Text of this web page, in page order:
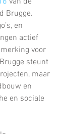
Brugge.
en
actief
voor
steunt
maar
en
en sociale